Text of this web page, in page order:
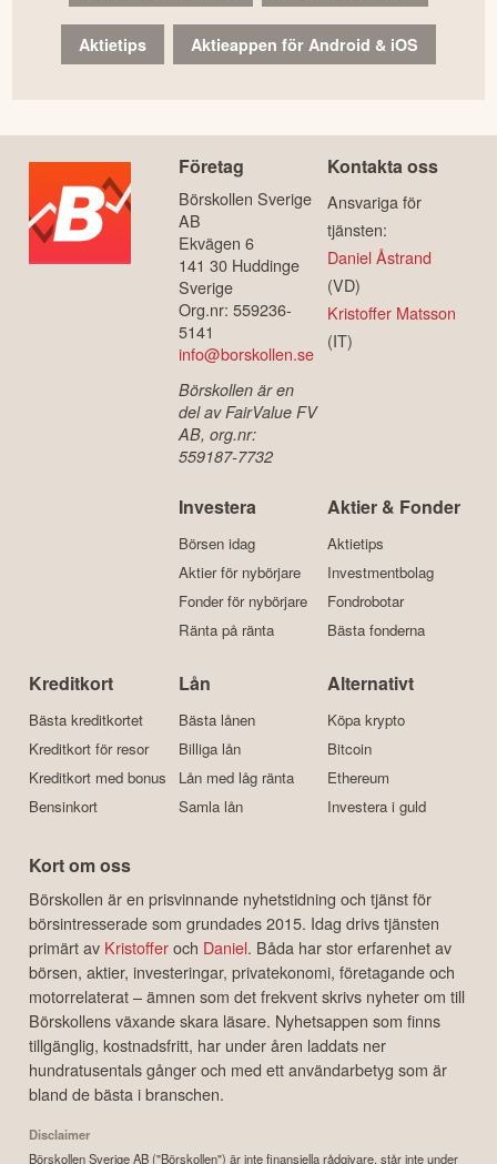
Aktietips Aktieappen för Android & iOS
Företag
Börskollen Sverige
AB
Ekvägen 6
141 30 Huddinge
Sverige
Org.nr: 559236-
5141
info@borskollen.se
Börskollen är en
del av FairValue FV
AB, org.nr:
559187-7732
Kontakta oss
Ansvariga för
tjänsten:
Daniel Åstrand
(VD)
Kristoffer Matsson
(IT)
Investera
Börsen idag
Aktier för nybörjare
Fonder för nybörjare
Ränta på ränta
Aktier & Fonder
Aktietips
Investmentbolag
Fondrobotar
Bästa fonderna
Kreditkort
Bästa kreditkortet
Kreditkort för resor
Kreditkort med bonus
Bensinkort
Lån
Bästa lånen
Billiga lån
Lån med låg ränta
Samla lån
Alternativt
Köpa krypto
Bitcoin
Ethereum
Investera i guld
Kort om oss
Börskollen är en prisvinnande nyhetstidning och tjänst för
börsintresserade som grundades 2015. Idag drivs tjänsten
primärt av Kristofferoch Daniel. Båda har stor erfarenhet av
börsen, aktier, investeringar, privatekonomi, företagande och
motorrelaterat – ämnen som det frekvent skrivs nyheter om till
Börskollens växande skara läsare. Nyhetsappen som finns
tillgänglig, kostnadsfritt, har under åren laddats ner
hundratusentals gånger och med ett användarbetyg som är
bland de bästa i branschen.
Disclaimer
Börskollen Sverige AB ("Börskollen") är inte finansiella rådgivare, står inte under